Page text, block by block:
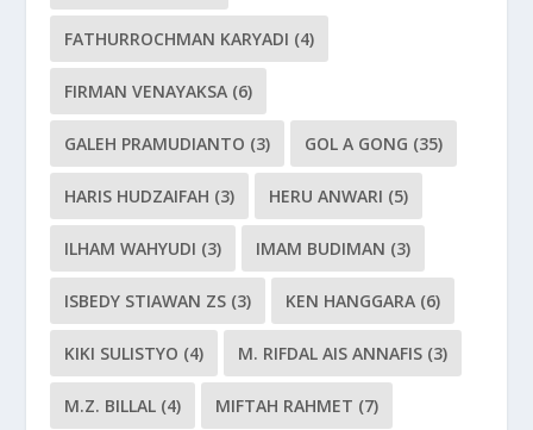
FATHURROCHMAN KARYADI (4)
FIRMAN VENAYAKSA (6)
GALEH PRAMUDIANTO (3) GOL A GONG (35)
HARIS HUDZAIFAH (3) HERU ANWARI (5)
ILHAM WAHYUDI (3) IMAM BUDIMAN (3)
ISBEDY STIAWAN ZS (3) KEN HANGGARA (6)
KIKI SULISTYO (4) M. RIFDAL AIS ANNAFIS (3)
M.Z. BILLAL (4) MIFTAH RAHMET (7)